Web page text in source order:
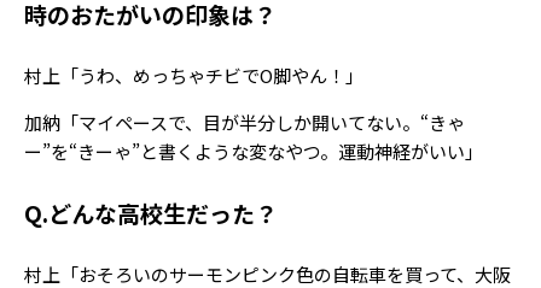
Follow us
ST member
時のおたがいの印象は？
村上「うわ、めっちゃチビでO脚やん！」
加納「マイペースで、目が半分しか開いてない。“きゃ
ー”を“きーゃ”と書くような変なやつ。運動神経がいい」
Q.どんな高校生だった？
村上「おそろいのサーモンピンク色の自転車を買って、大阪